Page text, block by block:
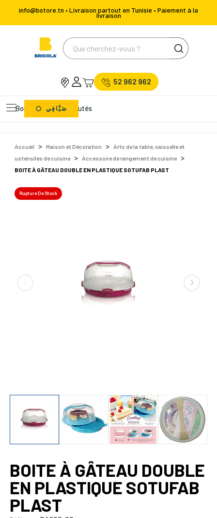
info@bstore.tn • Livraison partout en Tunisie • Paiement à la
livraison
52 962 962
Bons Plans Nouveautés
صَيَّافِي
Accueil Maison et Décoration
Arts de la table, vaisselle et
ustensiles de cuisine
Accessoire de rangement de cuisine
BOITE À GÂTEAU DOUBLE EN PLASTIQUE SOTUFAB PLAST
Rupture De Stock
BOITE À GÂTEAU DOUBLE
EN PLASTIQUE SOTUFAB
PLAST